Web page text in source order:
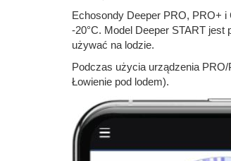
Echosondy Deeper PRO, PRO+ i
-20°C. Model Deeper START
używać na lodzie.
Podczas użycia urządzenia
Łowienie pod lodem).